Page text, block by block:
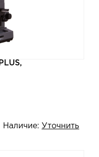
Наличие: Уточнить